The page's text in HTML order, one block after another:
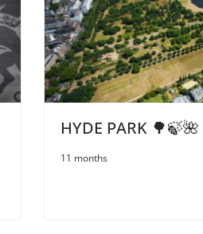
HYDE PARK 🌳🍃🌺
11 months